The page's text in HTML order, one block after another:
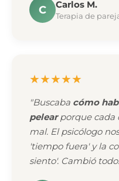
C Carlos M.
Terapia de
★★★★★
"Buscaba cómo
pelearporque cada
mal. El psicólogo
'tiempo fuera' y la
siento'. Cambió